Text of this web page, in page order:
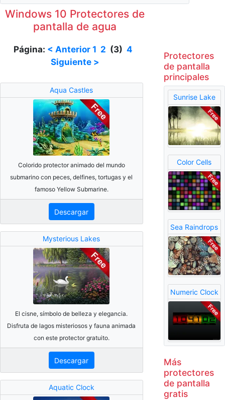
Windows 10 Protectores de
pantalla de agua
Página: < Anterior 1 2 (3) 4
Siguiente >
Aqua Castles
Colorido protector animado del mundo
submarino con peces, delfines, tortugas y el
famoso Yellow Submarine.
Descargar
Mysterious Lakes
El cisne, símbolo de belleza y elegancia.
Disfruta de lagos misteriosos y fauna animada
con este protector gratuito.
Descargar
Aquatic Clock
Protectores
de pantalla
principales
Sunrise Lake
Color Cells
Sea Raindrops
Numeric Clock
Más
protectores
de pantalla
gratis